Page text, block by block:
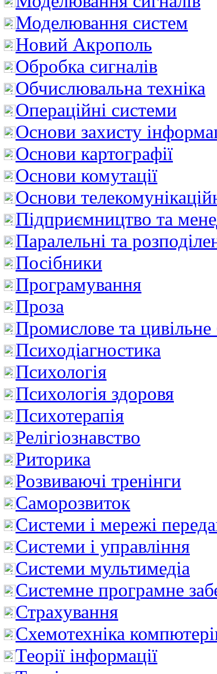
Моделювання систем
Новий Акрополь
Обробка сигналів
Обчислювальна техніка
Операційні системи
Основи захисту
Основи картографії
Основи комутації
Основи
Підприємництво та
Паралельні та
Посібники
Програмування
Проза
Промислове та цивільне
Психодіагностика
Психологія
Психологія здоровя
Психотерапія
Релігіознавство
Риторика
Розвиваючі тренінги
Саморозвиток
Системи і мережі
Системи і управління
Системи мультимедіа
Системне програмне
Страхування
Схемотехніка
Теорії інформації